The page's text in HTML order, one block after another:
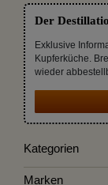
Der
Exklusive
Kupferküche.
wieder
Kategorien
Marken